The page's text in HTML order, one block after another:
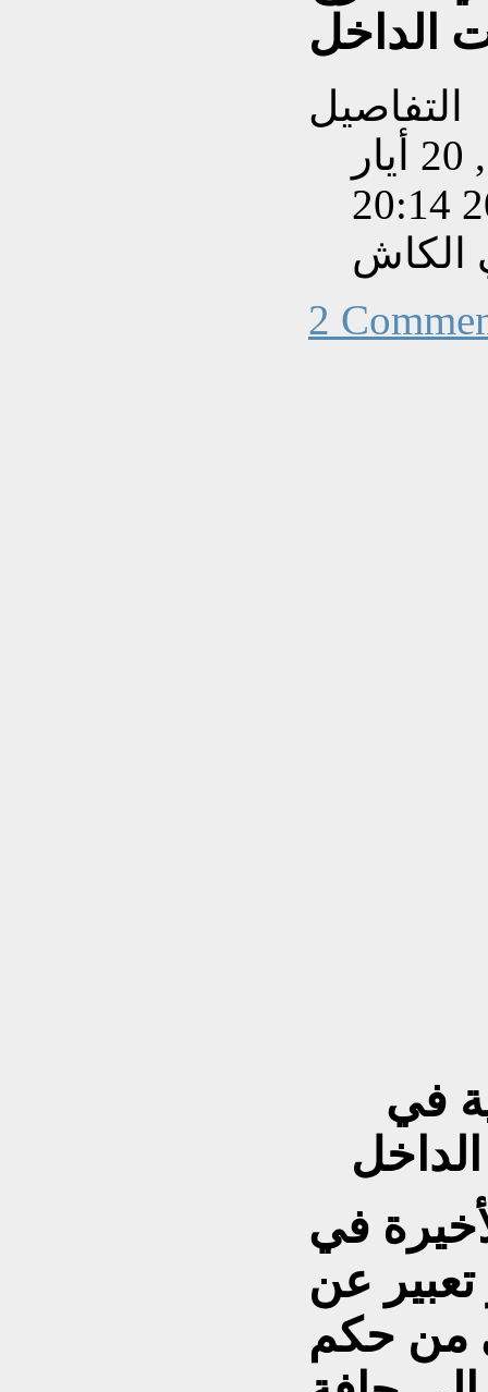
الداخل
التفاصيل
تم إنشاءه بتاريخ الأربعاء, 20 أيار
الكاش
2
في
في
عن
من حكم